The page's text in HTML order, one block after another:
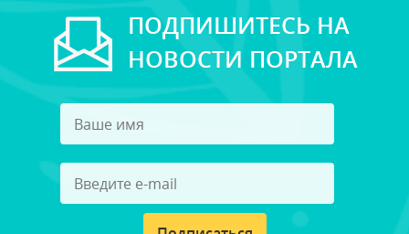
ПОДПИШИТЕСЬ НА
НОВОСТИ ПОРТАЛА